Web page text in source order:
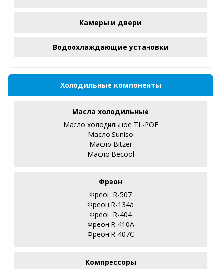
Камеры и двери
Водоохлаждающие установки
Холодильные компоненты
Масла холодильные
Масло холодильное TL-POE
Масло Suniso
Масло Bitzer
Масло Becool
Фреон
Фреон R-507
Фреон R-134a
Фреон R-404
Фреон R-410А
Фреон R-407С
Компрессоры